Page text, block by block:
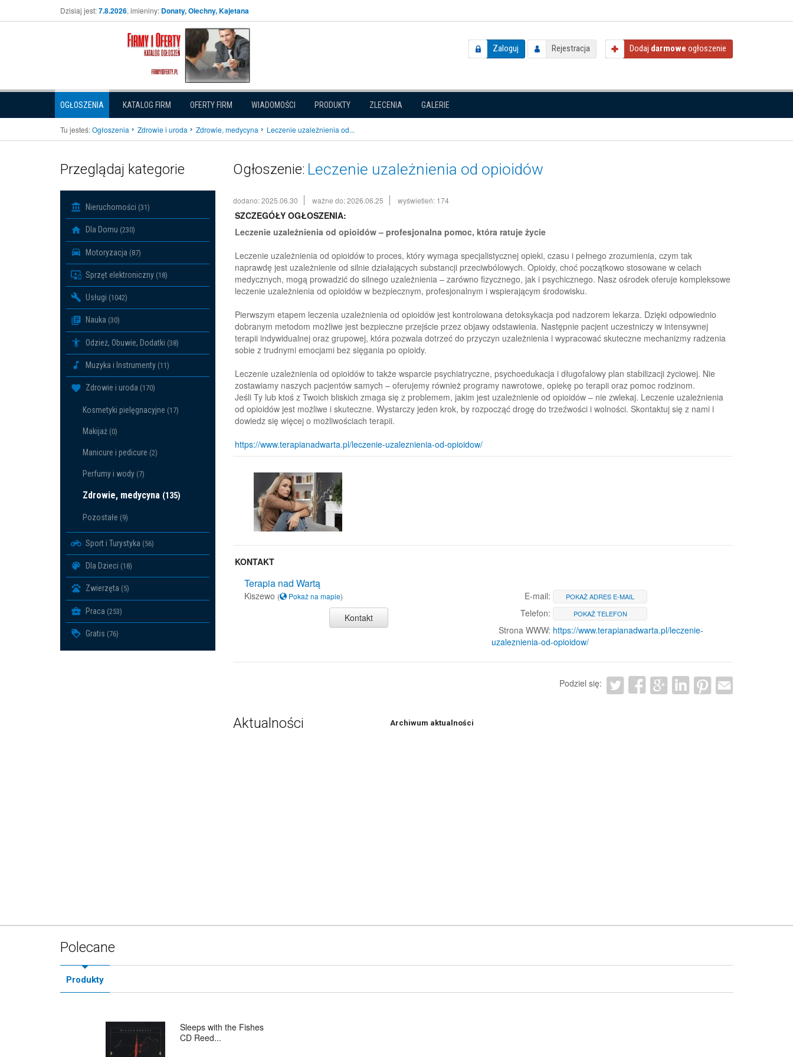
Dzisiaj jest:7.8.2026, imieniny: Donaty, Olechny, Kajetana
Zaloguj Rejestracja Dodaj darmowe ogłoszenie
OGŁOSZENIA KATALOG FIRM OFERTY FIRM WIADOMOŚCI PRODUKTY ZLECENIA GALERIE
Tu jesteś:Ogłoszenia Zdrowie i uroda Zdrowie, medycyna Leczenie uzależnienia od...
Przeglądaj kategorie
Nieruchomości (31)
Dla Domu (230)
Motoryzacja (87)
Sprzęt elektroniczny (18)
Usługi (1042)
Nauka (30)
Odzież, Obuwie, Dodatki (38)
Muzyka i Instrumenty (11)
Zdrowie i uroda (170)
Kosmetyki pielęgnacyjne (17)
Makijaż (0)
Manicure i pedicure (2)
Perfumy i wody (7)
Zdrowie, medycyna (135)
Pozostałe (9)
Sport i Turystyka (56)
Dla Dzieci (18)
Zwierzęta (5)
Praca (253)
Gratis (76)
Ogłoszenie: Leczenie uzależnienia od opioidów
dodano: 2025.06.30 ważne do: 2026.06.25 wyświetleń: 174
SZCZEGÓŁY OGŁOSZENIA:
Leczenie uzależnienia od opioidów – profesjonalna pomoc, która ratuje życie
Leczenie uzależnienia od opioidów to proces, który wymaga specjalistycznej opieki, czasu i pełnego zrozumienia, czym tak
naprawdę jest uzależnienie od silnie działających substancji przeciwbólowych. Opioidy, choć początkowo stosowane w celach
medycznych, mogą prowadzić do silnego uzależnienia – zarówno fizycznego, jak i psychicznego. Nasz ośrodek oferuje kompleksowe
leczenie uzależnienia od opioidów w bezpiecznym, profesjonalnym i wspierającym środowisku.
Pierwszym etapem leczenia uzależnienia od opioidów jest kontrolowana detoksykacja pod nadzorem lekarza. Dzięki odpowiednio
dobranym metodom możliwe jest bezpieczne przejście przez objawy odstawienia. Następnie pacjent uczestniczy w intensywnej
terapii indywidualnej oraz grupowej, która pozwala dotrzeć do przyczyn uzależnienia i wypracować skuteczne mechanizmy radzenia
sobie z trudnymi emocjami bez sięgania po opioidy.
Leczenie uzależnienia od opioidów to także wsparcie psychiatryczne, psychoedukacja i długofalowy plan stabilizacji życiowej. Nie
zostawiamy naszych pacjentów samych – oferujemy również programy nawrotowe, opiekę po terapii oraz pomoc rodzinom.
Jeśli Ty lub ktoś z Twoich bliskich zmaga się z problemem, jakim jest uzależnienie od opioidów – nie zwlekaj. Leczenie uzależnienia
od opioidów jest możliwe i skuteczne. Wystarczy jeden krok, by rozpocząć drogę do trzeźwości i wolności. Skontaktuj się z nami i
dowiedz się więcej o możliwościach terapii.
https://www.terapianadwarta.pl/leczenie-uzaleznienia-od-opioidow/
KONTAKT
Terapia nad Wartą
Kiszewo ( Pokaż na mapie)
Kontakt
E-mail: POKAŻ ADRES E-MAIL
Telefon: POKAŻ TELEFON
Strona WWW: https://www.terapianadwarta.pl/leczenie-
uzaleznienia-od-opioidow/
Podziel się:
Aktualności Archiwum aktualności
Polecane
Produkty
Sleeps with the Fishes
CD Reed...